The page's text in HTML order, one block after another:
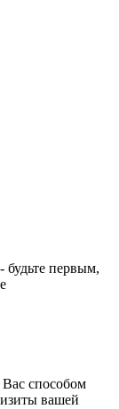
будьте первым,
способом
вашей